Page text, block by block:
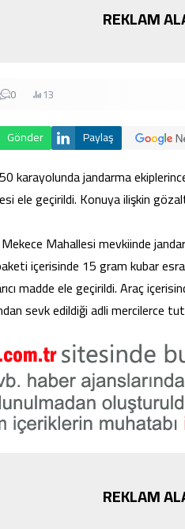
REKLAM
0 13
Gönder Paylaş
karayolunda jandarma
geçirildi. Konuya ilişkin
Mahallesi mevkiinde
içerisinde 15 gram kubar
madde ele geçirildi. Araç
sevk edildiği adli mercilerce
REKLAM